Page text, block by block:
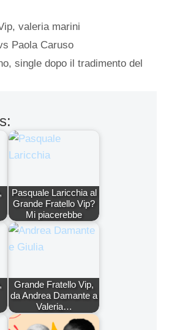
,valeria marini
Paola Caruso
single dopo il tradimento del
Pasquale Laricchia al
Grande Fratello Vip?
Mi piacerebbe
Grande Fratello Vip,
da Andrea Damante a
Valeria…